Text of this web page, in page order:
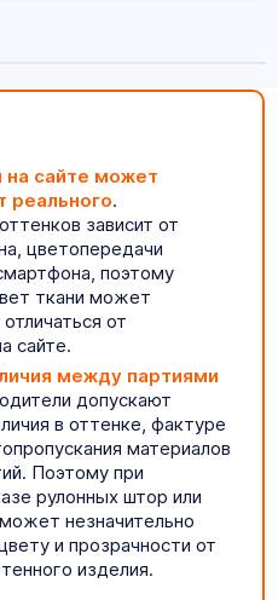
на сайте может
реального.
зависит от
цветопередачи
поэтому
ткани может
от
сайте.
между партиями
допускают
в оттенке, фактуре
материалов
Поэтому при
рулонных штор или
незначительно
и прозрачности от
изделия.